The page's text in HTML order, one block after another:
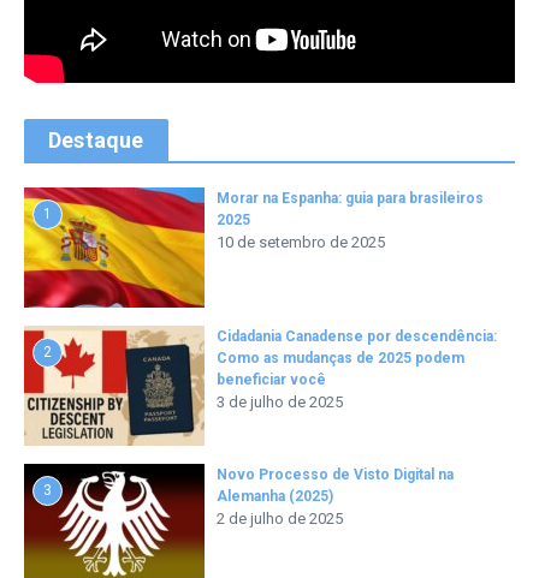
Destaque
1
Morar na Espanha: guia para brasileiros
2025
10 de setembro de 2025
2
Cidadania Canadense por descendência:
Como as mudanças de 2025 podem
beneficiar você
3 de julho de 2025
3
Novo Processo de Visto Digital na
Alemanha (2025)
2 de julho de 2025